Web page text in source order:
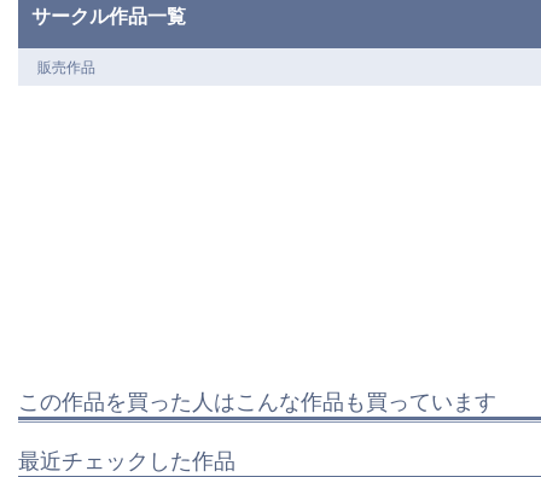
サークル作品一覧
販売作品
この作品を買った人はこんな作品も買っています
最近チェックした作品